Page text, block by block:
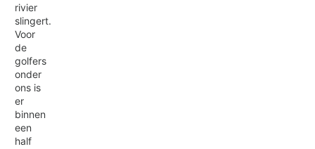
rivier
slingert.
Voor
de
golfers
onder
ons is
er
binnen
een
half